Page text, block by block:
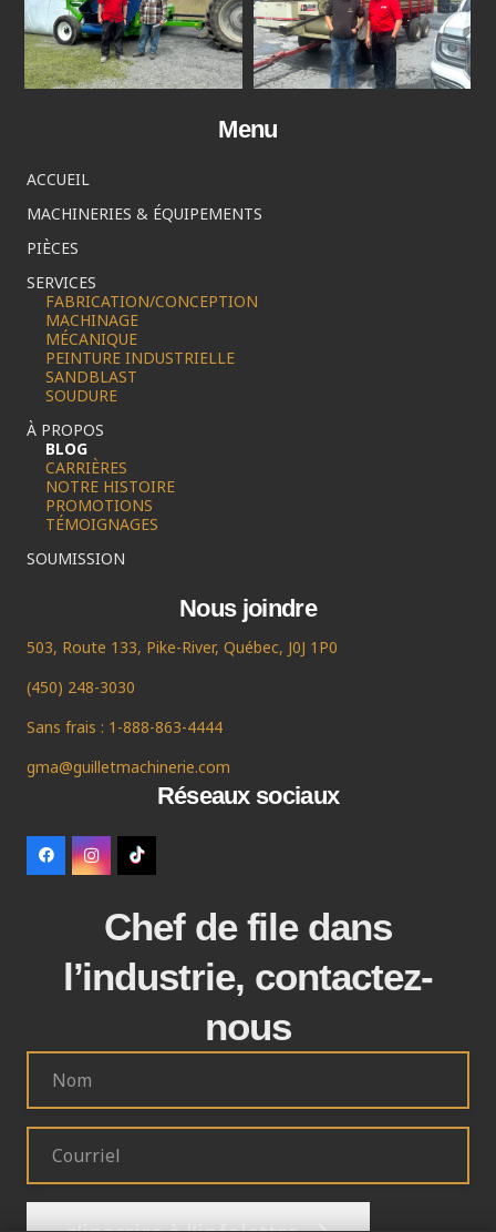
Menu
ACCUEIL
MACHINERIES & ÉQUIPEMENTS
PIÈCES
SERVICES
FABRICATION/CONCEPTION
MACHINAGE
MÉCANIQUE
PEINTURE INDUSTRIELLE
SANDBLAST
SOUDURE
À PROPOS
BLOG
CARRIÈRES
NOTRE HISTOIRE
PROMOTIONS
TÉMOIGNAGES
SOUMISSION
Nous joindre
503, Route 133, Pike-River, Québec, J0J 1P0
(450) 248-3030
Sans frais : 1-888-863-4444
gma@guilletmachinerie.com
Réseaux sociaux
Chef de file dans
l’industrie, contactez-
nous